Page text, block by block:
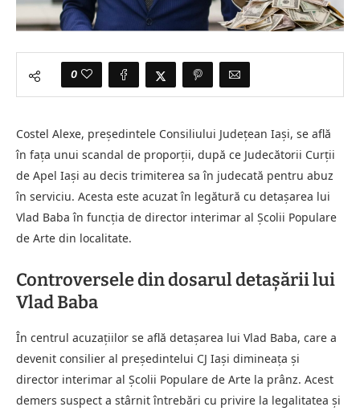
0
Costel Alexe, președintele Consiliului Județean Iași, se află
în fața unui scandal de proporții, după ce Judecătorii Curții
de Apel Iași au decis trimiterea sa în judecată pentru abuz
în serviciu. Acesta este acuzat în legătură cu detașarea lui
Vlad Baba în funcția de director interimar al Școlii Populare
de Arte din localitate.
Controversele din dosarul detașării lui
Vlad Baba
În centrul acuzațiilor se află detașarea lui Vlad Baba, care a
devenit consilier al președintelui CJ Iași dimineața și
director interimar al Școlii Populare de Arte la prânz. Acest
demers suspect a stârnit întrebări cu privire la legalitatea și